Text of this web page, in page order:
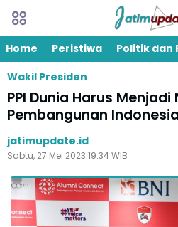
Home Peristiwa Politik dan
Wakil Presiden
PPI Dunia Harus
Pembangunan Indonesia
jatimupdate.id
Sabtu, 27 Mei 2023 19:34 WIB